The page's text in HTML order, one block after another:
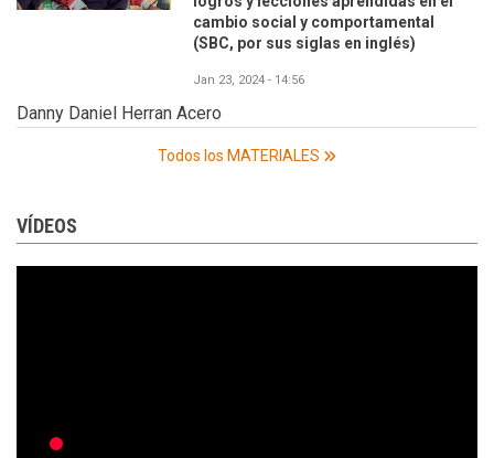
cambio social y comportamental
(SBC, por sus siglas en inglés)
Jan 23, 2024 - 14:56
Danny Daniel Herran Acero
Todos los MATERIALES
VÍDEOS